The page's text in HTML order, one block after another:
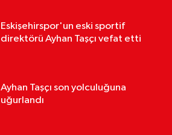
Eskişehirspor'un eski sportif
direktörü Ayhan Taşçı vefat etti
Ayhan Taşçı son yolculuğuna
uğurlandı